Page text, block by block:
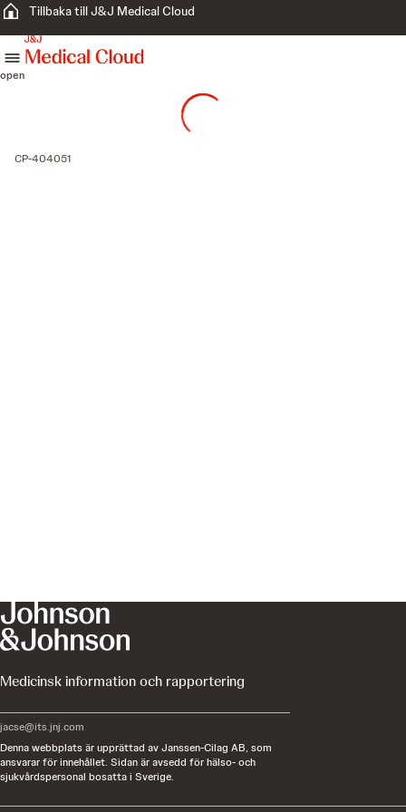
Tillbaka till J&J Medical Cloud
open
CP-404051
Medicinsk information och rapportering
jacse@its.jnj.com
Denna webbplats är upprättad av Janssen-Cilag AB, som
ansvarar för innehållet. Sidan är avsedd för hälso- och
sjukvårdspersonal bosatta i Sverige.